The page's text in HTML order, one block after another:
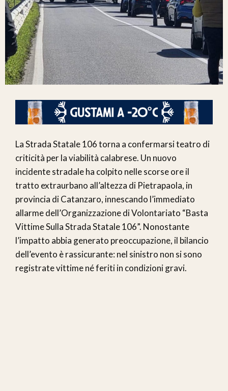
La Strada Statale 106 torna a confermarsi teatro di
criticità per la viabilità calabrese. Un nuovo
incidente stradale ha colpito nelle scorse ore il
tratto extraurbano all’altezza di Pietrapaola, in
provincia di Catanzaro, innescando l’immediato
allarme dell’Organizzazione di Volontariato “Basta
Vittime Sulla Strada Statale 106”. Nonostante
l’impatto abbia generato preoccupazione, il bilancio
dell’evento è rassicurante: nel sinistro non si sono
registrate vittime né feriti in condizioni gravi.